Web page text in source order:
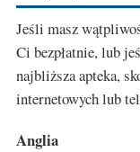
Jeśli masz
Ci bezpłatnie, lub
najbliższa apteka,
internetowych lub
Anglia